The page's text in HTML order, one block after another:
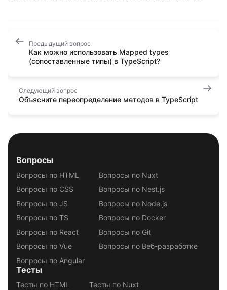
Предыдущий вопрос
Как можно использовать Mapped types
(сопоставленные типы) в TypeScript?
Следующий вопрос
Объясните переопределение методов в TypeScript
Вопросы
Вопросы по HTML
Вопросы по CSS
Вопросы по JS
Вопросы по TS
Вопросы по React
Вопросы по Vue
Вопросы по Angular
Вопросы по Nuxt
Вопросы по Nest.js
Вопросы по Node.js
Вопросы по Docker
Вопросы по Git
Вопросы по Веб-разработке
Тесты
Тесты по HTML Тесты по Nuxt